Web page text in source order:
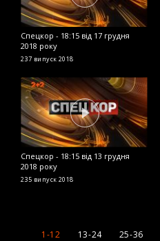
Спецкор - 18:15 від 17 грудня
2018 року
237 випуск 2018
Спецкор - 18:15 від 13 грудня
2018 року
235 випуск 2018
1-12 13-24 25-36